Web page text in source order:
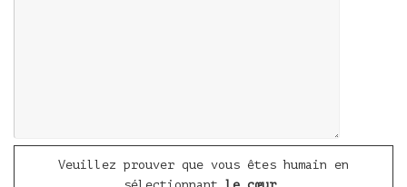
Veuillez prouver que vous êtes humain en